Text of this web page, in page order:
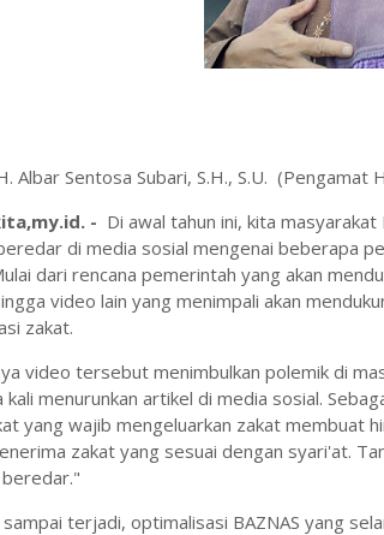
Albar Sentosa Subari, S.H., S.U. (Pengamat
- Di awal tahun ini, kita
di media sosial mengenai beberapa
dari rencana pemerintah yang akan
video lain yang menimpali akan
zakat.
video tersebut menimbulkan polemik di
menurunkan artikel di media sosial.
yang wajib mengeluarkan zakat membuat
zakat yang sesuai dengan syari'at.
sampai terjadi, optimalisasi BAZNAS yang